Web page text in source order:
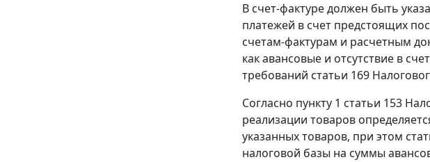
В счет-фактуре должен быть
платежей в счет предстоящих
счетам-фактурам и расчетным
как авансовые и отсутствие в
требований статьи 169
Согласно пункту 1 статьи 153
реализации товаров
указанных товаров, при этом
налоговой базы на суммы